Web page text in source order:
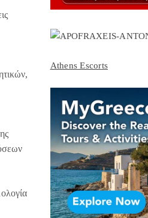
Athens Escorts